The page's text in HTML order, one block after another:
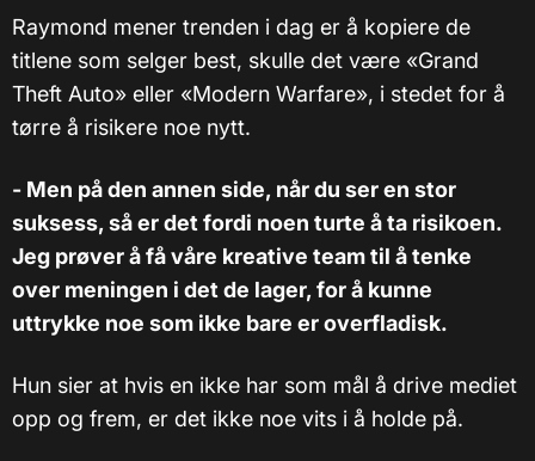
Raymond mener trenden i dag er å kopiere de
titlene som selger best, skulle det være «Grand
Theft Auto» eller «Modern Warfare», i stedet for å
tørre å risikere noe nytt.
- Men på den annen side, når du ser en stor
suksess, så er det fordi noen turte å ta risikoen.
Jeg prøver å få våre kreative team til å tenke
over meningen i det de lager, for å kunne
uttrykke noe som ikke bare er overfladisk.
Hun sier at hvis en ikke har som mål å drive mediet
opp og frem, er det ikke noe vits i å holde på.